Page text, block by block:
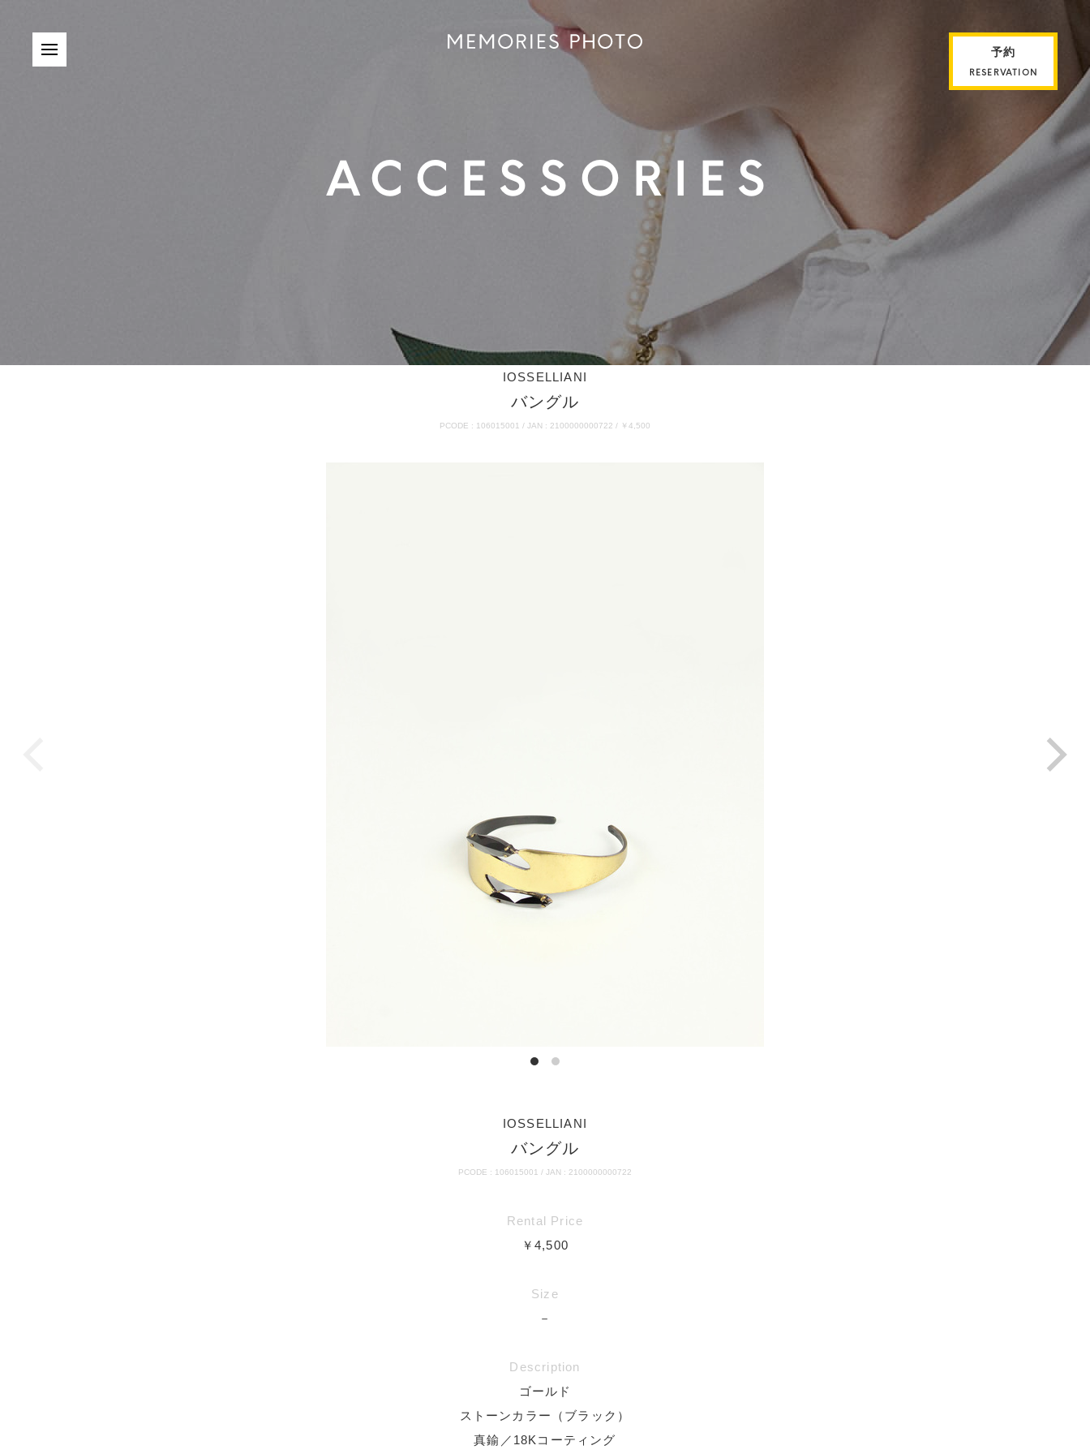
予約
RESERVATION
ACCESSORIES
IOSSELLIANI
バングル
PCODE : 106015001 / JAN : 2100000000722 / ￥4,500
IOSSELLIANI
バングル
PCODE : 106015001 / JAN : 2100000000722
Rental Price
￥4,500
Size
－
Description
ゴールド
ストーンカラー（ブラック）
真鍮／18Kコーティング